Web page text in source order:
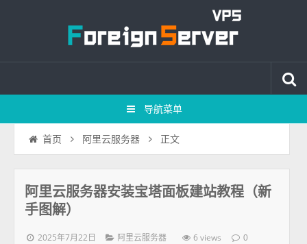
导航菜单
首页 阿里云服务器 正文
阿里云服务器安装宝塔面板建站教程（新
手图解）
2025年7月22日 阿里云服务器 6 views 0